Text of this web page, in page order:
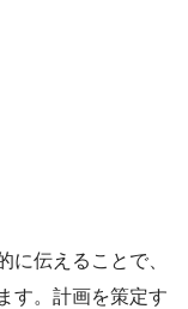
に伝えることで、
す。計画を策定す